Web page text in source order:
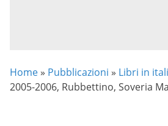
Home » Pubblicazioni » Libri in
2005-2006, Rubbettino, Soveria